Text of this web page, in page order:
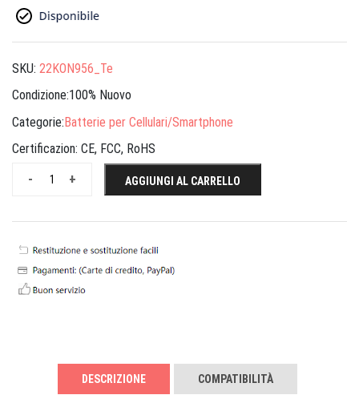
SKU: 22KON956_Te
Condizione:100% Nuovo
Categorie:Batterie per Cellulari/Smartphone
Certificazion: CE, FCC, RoHS
+
- AGGIUNGI AL CARRELLO
DESCRIZIONE COMPATIBILITÀ